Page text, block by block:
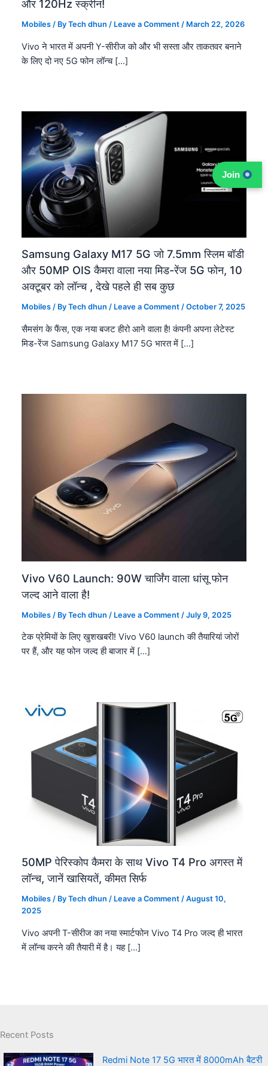
और 120Hz स्क्रीन!
Mobiles / ByTech dhun/ Leave a Comment / March 22, 2026
Vivo ने भारत में अपनी Y-सीरीज को और भी सस्ता और ताकतवर बनाने
के लिए दो नए 5G फोन लॉन्च […]
Samsung Galaxy M17 5G जो 7.5mm स्लिम बॉडी
और 50MP OIS कैमरा वाला नया मिड-रेंज 5G फोन, 10
अक्टूबर को लॉन्च , देखे पहले ही सब कुछ
Mobiles / ByTech dhun/ Leave a Comment /October 7, 2025
सैमसंग के फैंस, एक नया बजट हीरो आने वाला है! कंपनी अपना लेटेस्ट
मिड-रेंज Samsung Galaxy M17 5G भारत में […]
Vivo V60 Launch: 90W चार्जिंग वाला धांसू फोन
जल्द आने वाला है!
Mobiles / ByTech dhun / Leave a Comment /July 9, 2025
टेक प्रेमियों के लिए खुशखबरी! Vivo V60 launch की तैयारियां जोरों
पर हैं, और यह फोन जल्द ही बाजार में […]
50MP पेरिस्कोप कैमरा के साथ Vivo T4 Pro अगस्त में
लॉन्च, जानें खासियतें, कीमत सिर्फ
Mobiles / ByTech dhun/ Leave a Comment /August 10,
2025
Vivo अपनी T-सीरीज का नया स्मार्टफोन Vivo T4 Pro जल्द ही भारत
में लॉन्च करने की तैयारी में है। यह […]
Recent Posts
Redmi Note 17 5G भारत में 8000mAh बैटरी
Join